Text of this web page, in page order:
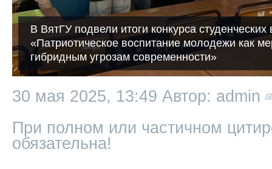
В ВятГУ подвели итоги конкурса
«Патриотическое воспитание молодежи как
гибридным угрозам современности»
30 мая 2025, 13:49 Автор: admin
При полном или частичном
обязательна!